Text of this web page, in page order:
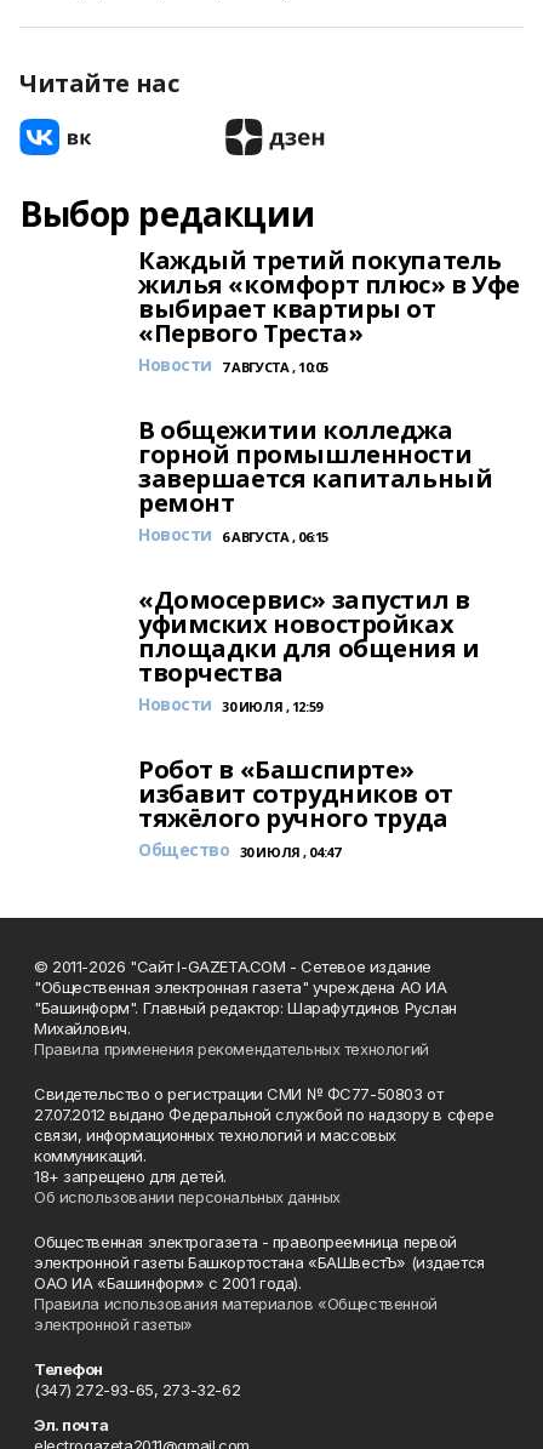
Читайте нас
Выбор редакции
Каждый третий покупатель
жилья «комфорт плюс» в Уфе
выбирает квартиры от
«Первого Треста»
Новости 7 АВГУСТА , 10:05
В общежитии колледжа
горной промышленности
завершается капитальный
ремонт
Новости 6 АВГУСТА , 06:15
«Домосервис» запустил в
уфимских новостройках
площадки для общения и
творчества
Новости 30 ИЮЛЯ , 12:59
Робот в «Башспирте»
избавит сотрудников от
тяжёлого ручного труда
Общество 30 ИЮЛЯ , 04:47
© 2011-2026 "Сайт I-GAZETA.COM - Сетевое издание
"Общественная электронная газета" учреждена АО ИА
"Башинформ". Главный редактор: Шарафутдинов Руслан
Михайлович.
Правила применения рекомендательных технологий
Свидетельство о регистрации СМИ № ФС77-50803 от
27.07.2012 выдано Федеральной службой по надзору в сфере
связи, информационных технологий и массовых
коммуникаций.
18+ запрещено для детей.
Об использовании персональных данных
Общественная электрогазета - правопреемница первой
электронной газеты Башкортостана «БАШвестЪ» (издается
ОАО ИА «Башинформ» с 2001 года).
Правила использования материалов «Общественной
электронной газеты»
Телефон
(347) 272-93-65, 273-32-62
Эл. почта